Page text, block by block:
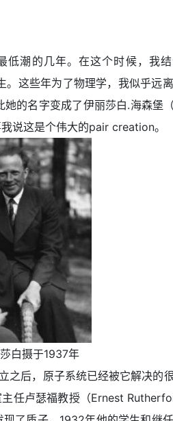
潮的几年。在这个时候，我
这些年为了物理学，我似乎远
的名字变成了伊丽莎白.海森
说这是个伟大的pair creation。
白摄于1937年
后，原子系统已经被它解决的
任卢瑟福教授（Ernest